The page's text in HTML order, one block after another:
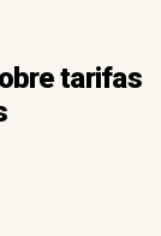
tarifas